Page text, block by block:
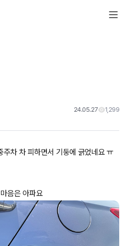
24.05.27 1,299
주차 차 피하면서 기둥에 긁었네요 ㅠ
음은 아파요